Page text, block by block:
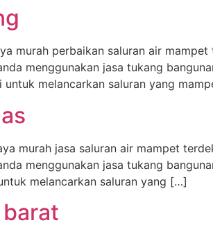
murah perbaikan saluran air
menggunakan jasa tukang
melancarkan saluran yang
murah jasa saluran air mampet
menggunakan jasa tukang
melancarkan saluran yang […]